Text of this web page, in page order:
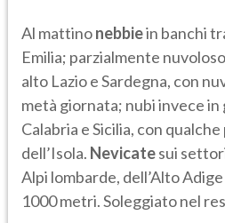
Al mattinonebbiein banchi
Emilia; parzialmente
alto Lazio e Sardegna, con
metà giornata; nubi invece
Calabria e Sicilia, con
dell’Isola. Nevicatesui
Alpi lombarde, dell’Alto
1000 metri. Soleggiato nel